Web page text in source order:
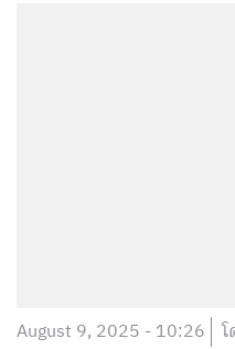
August 9, 2025 - 10:26